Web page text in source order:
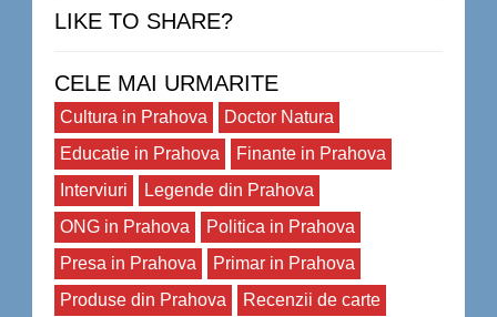
LIKE TO SHARE?
CELE MAI URMARITE
Cultura in Prahova
Doctor Natura
Educatie in Prahova
Finante in Prahova
Interviuri
Legende din Prahova
ONG in Prahova
Politica in Prahova
Presa in Prahova
Primar in Prahova
Produse din Prahova
Recenzii de carte